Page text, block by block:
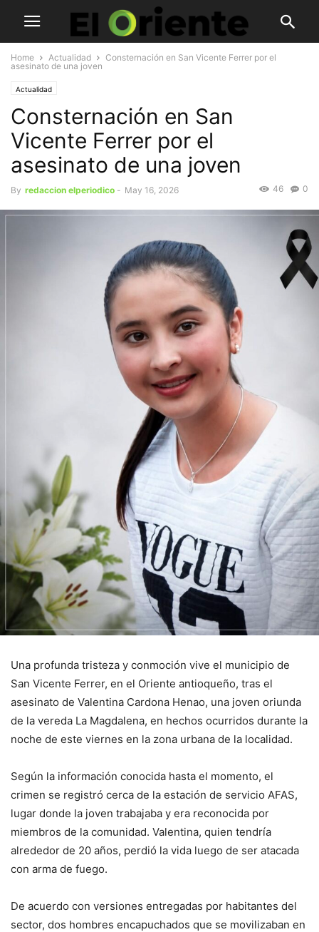
Home Actualidad
Consternación en San Vicente Ferrer por el
asesinato de una joven
Actualidad
Consternación en San
Vicente Ferrer por el
asesinato de una joven
By redaccion elperiodico - May 16, 2026 0
46
Una profunda tristeza y conmoción vive el municipio de
San Vicente Ferrer, en el Oriente antioqueño, tras el
asesinato de Valentina Cardona Henao, una joven oriunda
de la vereda La Magdalena, en hechos ocurridos durante la
noche de este viernes en la zona urbana de la localidad.
Según la información conocida hasta el momento, el
crimen se registró cerca de la estación de servicio AFAS,
lugar donde la joven trabajaba y era reconocida por
miembros de la comunidad. Valentina, quien tendría
alrededor de 20 años, perdió la vida luego de ser atacada
con arma de fuego.
De acuerdo con versiones entregadas por habitantes del
sector, dos hombres encapuchados que se movilizaban en